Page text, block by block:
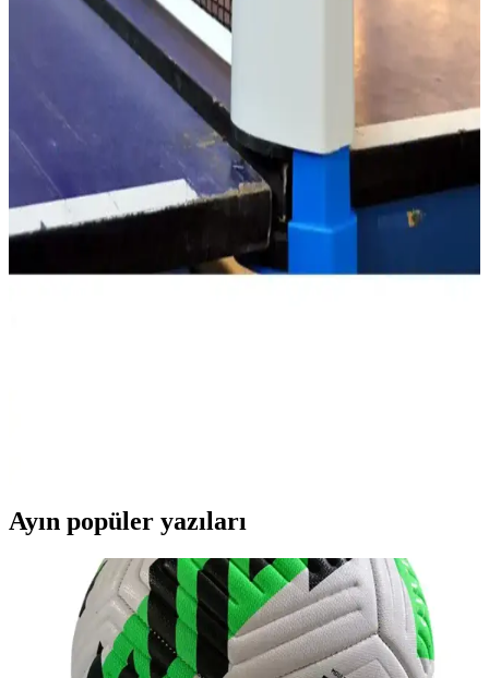
Usr Training 10'lu Masa Tenisi Topu - Dayanıklı ve
Uygun Fiyatlı Antrenman Malzemesi
Usr Training 10'lu masa tenisi seti, dayanıklı ABS materyal ve ITTF
standartlarına uygunluğu ile eğitim ve antrenmanlar için ideal, uygun
fiyatlı ve yüksek performanslı bir seçenektir.
LOKİ Wang Hao Blue Masa Tenisi Raketi: Yüksek
Performans ve Dayanıklılık Özellikleri
LOKİ Wang Hao Blue masa tenisi raketi, yüksek hız, spin ve
kontrol özellikleriyle öne çıkan, dayanıklı ve ITTF onaylı
profesyonel ekipmandır. Paket içeriğinde iki raket, iki top ve kılıf
Ayın popüler yazıları